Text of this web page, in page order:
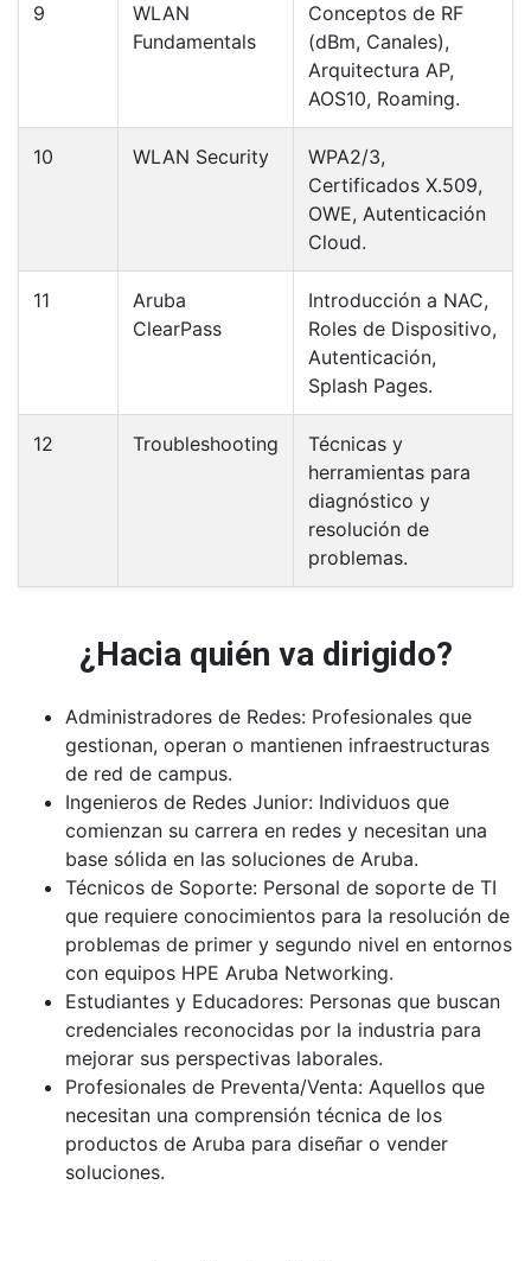
9
WLAN
Fundamentals
Conceptos de RF
(dBm, Canales),
Arquitectura AP,
AOS10, Roaming.
10 WLAN Security
WPA2/3,
Certificados X.509,
OWE, Autenticación
Cloud.
11
Aruba
ClearPass
Introducción a NAC,
Roles de Dispositivo,
Autenticación,
Splash Pages.
12 Troubleshooting
Técnicas y
herramientas para
diagnóstico y
resolución de
problemas.
¿Hacia quién va dirigido?
Administradores de Redes: Profesionales que
gestionan, operan o mantienen infraestructuras
de red de campus.
Ingenieros de Redes Junior: Individuos que
comienzan su carrera en redes y necesitan una
base sólida en las soluciones de Aruba.
Técnicos de Soporte: Personal de soporte de TI
que requiere conocimientos para la resolución de
problemas de primer y segundo nivel en entornos
con equipos HPE Aruba Networking.
Estudiantes y Educadores: Personas que buscan
credenciales reconocidas por la industria para
mejorar sus perspectivas laborales.
Profesionales de Preventa/Venta: Aquellos que
necesitan una comprensión técnica de los
productos de Aruba para diseñar o vender
soluciones.